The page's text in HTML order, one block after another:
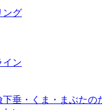
ング
イン
垂・くま・まぶたの